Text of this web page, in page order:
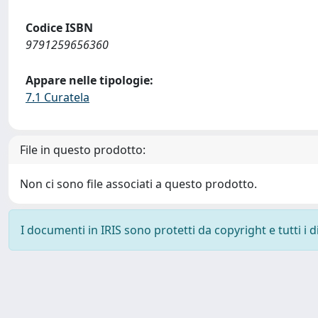
Codice ISBN
9791259656360
Appare nelle tipologie:
7.1 Curatela
File in questo prodotto:
Non ci sono file associati a questo prodotto.
I documenti in IRIS sono protetti da copyright e tutti i